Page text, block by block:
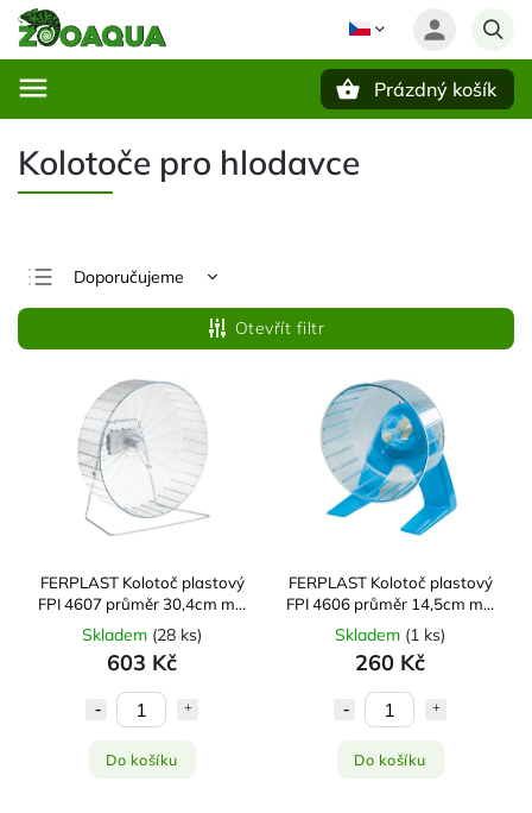
Prázdný košík
Kolotoče pro hlodavce
Doporučujeme
Nejlevnější
Nejdražší
Nejprodávanější
Abecedně
Otevřít filtr
FERPLAST Kolotoč plastový
FPI 4607 průměr 30,4cm mix
barev
Skladem (28 ks)
603 Kč
Do košíku
FERPLAST Kolotoč plastový
FPI 4606 průměr 14,5cm mix
barev
Skladem (1 ks)
260 Kč
Do košíku